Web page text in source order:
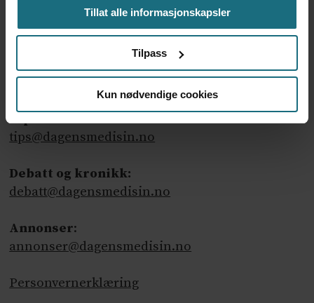
Tillat alle informasjonskapsler
Tilpass
Kun nødvendige cookies
Ansvarlig redaktør: Martin Gray
Tips oss:
tips@dagensmedisin.no
Debatt og kronikk:
debatt@dagensmedisin.no
Annonser:
annonser@dagensmedisin.no
Personvernerklæring